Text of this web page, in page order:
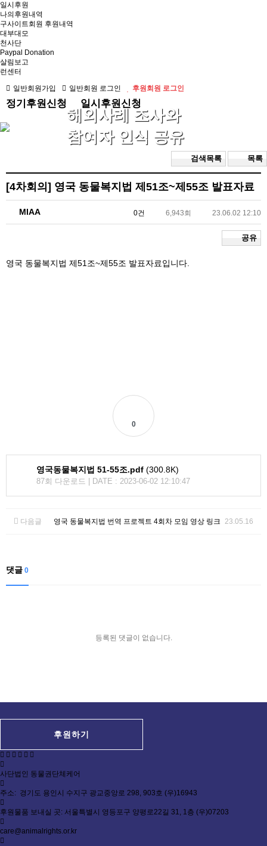
일시후원
나의후원내역
구사이트회원 후원내역
대부대모
천사단
Paypal Donation
살림보고
런센터
일반회원가입
일반회원 로그인 후원회원 로그인
정기후원신청 일시후원신청
해외사례 조사와
참여자 인식 공유
검색목록 목록
[4차회의] 영국 동물복지법 제51조~제55조 발표자료
MIAA 0건 6,943회 23.06.02 12:10
공유
영국 동물복지법 제51조~제55조 발표자료입니다.
0
영국동물복지법 51-55조.pdf (300.8K)
87회 다운로드 | DATE : 2023-06-02 12:10:47
다음글 영국 동물복지법 번역 프로젝트 4회차 모임 영상 링크 23.05.16
댓글 0
등록된 댓글이 없습니다.
후원하기
사단법인 동물권단체케어
주소: 경기도 용인시 수지구 광교중앙로 298, 903호 (우)16943
후원물품 보내실 곳: 서울특별시 영등포구 양평로22길 31, 1층 (우)07203
care@animalrights.or.kr